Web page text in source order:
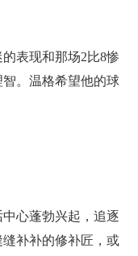
表现和那场2比8惨
。温格希望他的球
心蓬勃兴起，追逐
补补的修补匠，或